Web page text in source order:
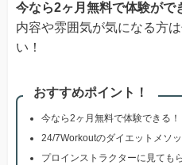
今なら2ヶ月無料で体験がで
内容や雰囲気が気になる方
い！
おすすめポイント！
今なら2ヶ月無料で体験できる！
24/7Workoutのダイエットメソ
プロインストラクターに見ても